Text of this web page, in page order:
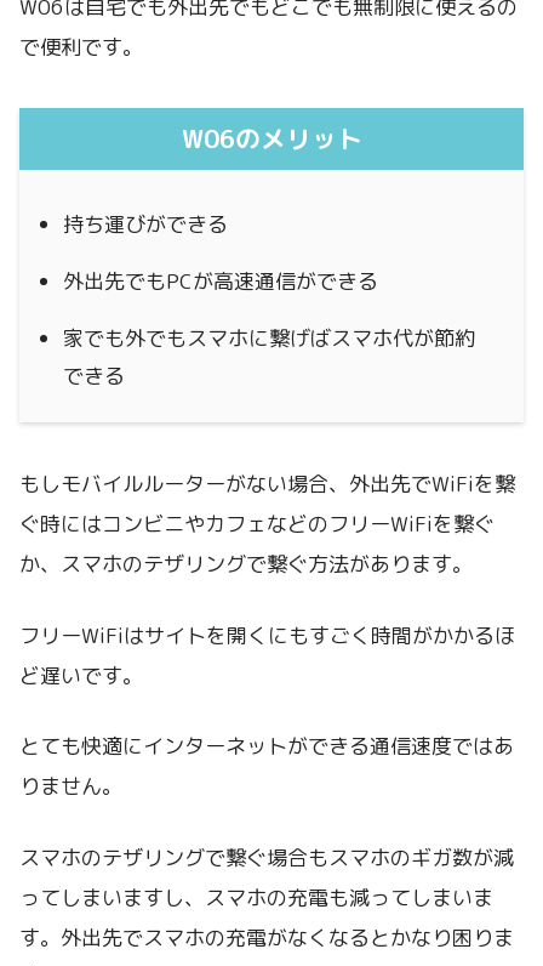
W06は自宅でも外出先でもどこでも無制限に使えるの
で便利です。
W06のメリット
持ち運びができる
外出先でもPCが高速通信ができる
家でも外でもスマホに繋げばスマホ代が節約
できる
もしモバイルルーターがない場合、外出先でWiFiを繋
ぐ時にはコンビニやカフェなどのフリーWiFiを繋ぐ
か、スマホのテザリングで繋ぐ方法があります。
フリーWiFiはサイトを開くにもすごく時間がかかるほ
ど遅いです。
とても快適にインターネットができる通信速度ではあ
りません。
スマホのテザリングで繋ぐ場合もスマホのギガ数が減
ってしまいますし、スマホの充電も減ってしまいま
す。外出先でスマホの充電がなくなるとかなり困りま